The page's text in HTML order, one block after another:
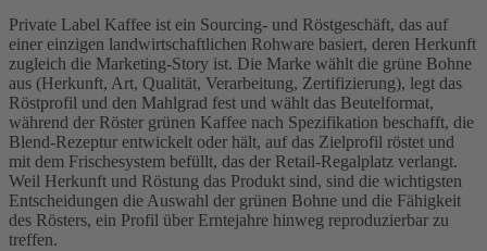
Private Label Kaffee ist ein Sourcing- und Röstgeschäft, das auf
einer einzigen landwirtschaftlichen Rohware basiert, deren Herkunft
zugleich die Marketing-Story ist. Die Marke wählt die grüne Bohne
aus (Herkunft, Art, Qualität, Verarbeitung, Zertifizierung), legt das
Röstprofil und den Mahlgrad fest und wählt das Beutelformat,
während der Röster grünen Kaffee nach Spezifikation beschafft, die
Blend-Rezeptur entwickelt oder hält, auf das Zielprofil röstet und
mit dem Frischesystem befüllt, das der Retail-Regalplatz verlangt.
Weil Herkunft und Röstung das Produkt sind, sind die wichtigsten
Entscheidungen die Auswahl der grünen Bohne und die Fähigkeit
des Rösters, ein Profil über Erntejahre hinweg reproduzierbar zu
treffen.